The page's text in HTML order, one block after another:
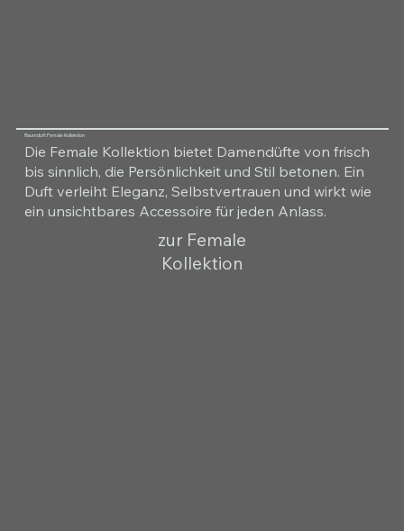
Raumduft Female Kollektion
Die Female Kollektion bietet Damendüfte von frisch
bis sinnlich, die Persönlichkeit und Stil betonen. Ein
Duft verleiht Eleganz, Selbstvertrauen und wirkt wie
ein unsichtbares Accessoire für jeden Anlass.
zur Female
Kollektion